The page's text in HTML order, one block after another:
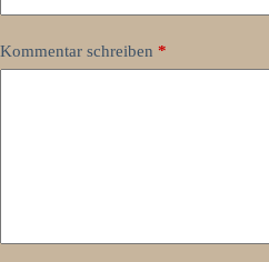
Kommentar schreiben *